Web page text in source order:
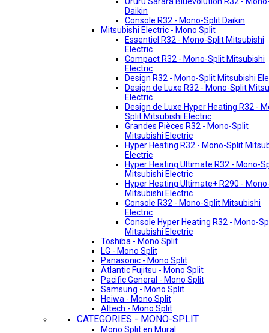
Daikin
Console R32 - Mono-Split Daikin
Mitsubishi Electric - Mono Split
Essentiel R32 - Mono-Split Mitsubishi
Electric
Compact R32 - Mono-Split Mitsubishi
Electric
Design R32 - Mono-Split Mitsubishi
Design de Luxe R32 - Mono-Split
Electric
Design de Luxe Hyper Heating R32 -
Split Mitsubishi Electric
Grandes Pièces R32 - Mono-Split
Mitsubishi Electric
Hyper Heating R32 - Mono-Split
Electric
Hyper Heating Ultimate R32 - Mono-
Mitsubishi Electric
Hyper Heating Ultimate+ R290 -
Mitsubishi Electric
Console R32 - Mono-Split Mitsubishi
Electric
Console Hyper Heating R32 - Mono-
Mitsubishi Electric
Toshiba - Mono Split
LG - Mono Split
Panasonic - Mono Split
Atlantic Fujitsu - Mono Split
Pacific General - Mono Split
Samsung - Mono Split
Heiwa - Mono Split
Altech - Mono Split
CATEGORIES - MONO-SPLIT
Mono Split en Mural